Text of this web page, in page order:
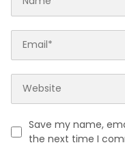
Save my name,
the next time I